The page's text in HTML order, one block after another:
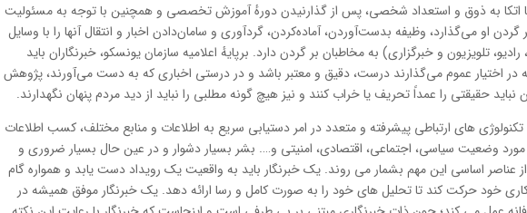
اتکا به ذوق و استعداد شخصی، پس از گذارنیدن دورهٔ آموزش تخصصی و همچنین با توجه به مسئولیت
او می‌گذارد، وظیفه بدست‌آوردن، آماده‌کردن، گردآوری و سامان‌دادن اخبار و انتقال آنها را با وسایل
تلویزیون و خبرگزاری) به مخاطبان بر گردن دارد. برپایهٔ اعلامیه سازمان یونسکو، خبرنگاران باید
در اختیار عموم می‌گذارند درست، دقیق و معتبر باشد و در درستی اخباری که به دست می‌آورند، پژوهش
نباید حقیقتی را عمداً تحریف یا خراب کنند و نیز هیچ گونه مطلبی را نباید از دید مردم پنهان نگهدارند.
های ارتباطی پیشرفته و متعدد در امر دستیابی سریع به اطلاعات و منابع مختلف، کسب اطلاعات
مورد وضعیت سیاسى، اجتماعى، اقتصادی، امنیتى و…. بشر بسیار دشوار و در عین حال بسیار ضرورى و
عناصر اساسی این مهم بشمار می روند. یک خبرنگار باید به واقعیت یک رویداد دست یابد و همواره گام
خود حرکت کند تا تحلیل های خود را به صورت کامل و رسا ارائه دهد. یک خبرنگار موفق همیشه در